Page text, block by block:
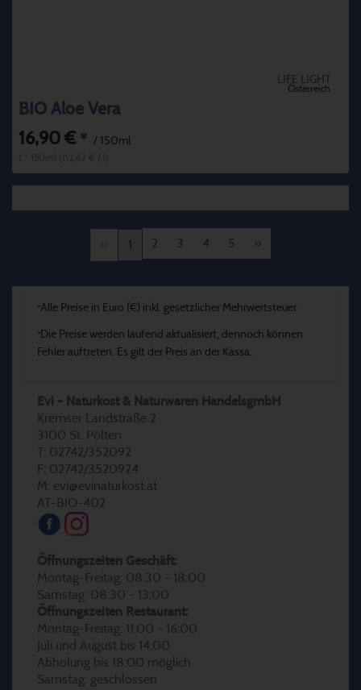
LIFE LIGHT
Österreich
BIO Aloe Vera
16,90 € * / 150ml
1 2 3 4 5 »
*Alle Preise in Euro (€) inkl. gesetzlicher Mehrwertsteuer
* Die Preise werden laufend aktualisiert, dennoch können
Fehler auftreten. Es gilt der Preis an der Kassa.
Evi - Naturkost & Naturwaren HandelsgmbH
Kremser Landstraße 2
3100 St. Pölten
T: 02742/352092
F: 02742/3520924
M: evi@evinaturkost.at
AT-BIO-402
Öffnungszeiten Geschäft:
Montag-Freitag: 08:30 - 18:00
Samstag: 08:30 - 13:00
Öffnungszeiten Restaurant:
Montag-Freitag: 11:00 - 16:00
Juli und August bis 14:00
Abholung bis 18:00 möglich
Samstag: geschlossen